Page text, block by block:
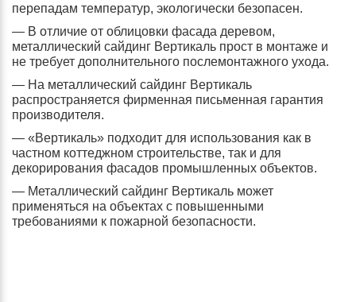
перепадам температур, экологически безопасен.
— В отличие от облицовки фасада деревом,
металлический сайдинг Вертикаль прост в монтаже и
не требует дополнительного послемонтажного ухода.
— На металлический сайдинг Вертикаль
распространяется фирменная письменная гарантия
производителя.
— «Вертикаль» подходит для использования как в
частном коттеджном строительстве, так и для
декорирования фасадов промышленных объектов.
— Металлический сайдинг Вертикаль может
применяться на объектах с повышенными
требованиями к пожарной безопасности.